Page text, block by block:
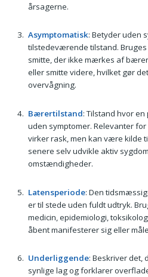
årsagerne.
Asymptomatisk: Betyder uden
tilstedeværende tilstand.
smitte, der ikke mærkes af
eller smitte videre, hvilket gør
overvågning.
Bærertilstand: Tilstand hvor
uden symptomer. Relevanter
virker rask, men kan være kilde
senere selv udvikle aktiv
omstændigheder.
Latensperiode: Den
er til stede uden fuldt udtryk.
medicin, epidemiologi,
åbent manifesterer sig eller
Underliggende: Beskriver det,
synlige lag og forklarer